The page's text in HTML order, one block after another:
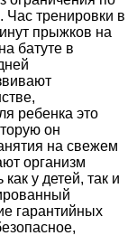
тренировки в
прыжков на
батуте в
ребенка это
он
на свежем
организм
у детей, так и
гарантийных